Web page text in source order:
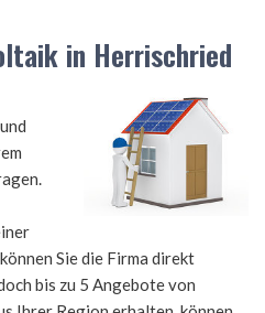
in Herrischried
Sie die Firma direkt
bis zu 5 Angebote von